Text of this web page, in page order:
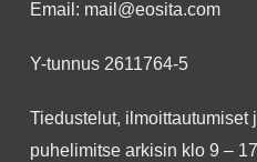
Email: mail@eosita.com
Y-tunnus 2611764-5
Tiedustelut, ilmoittautumiset
puhelimitse arkisin klo 9 – 17